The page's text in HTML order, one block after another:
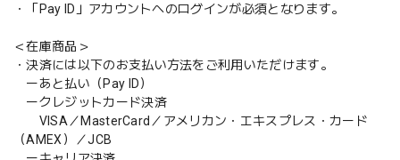
・「Pay ID」アカウントへのログインが必須となります。
＜在庫商品＞
・決済には以下のお支払い方法をご利用いただけます。
ーあと払い（Pay ID）
ークレジットカード決済
VISA／MasterCard／アメリカン・エキスプレス・カード
（AMEX）／JCB